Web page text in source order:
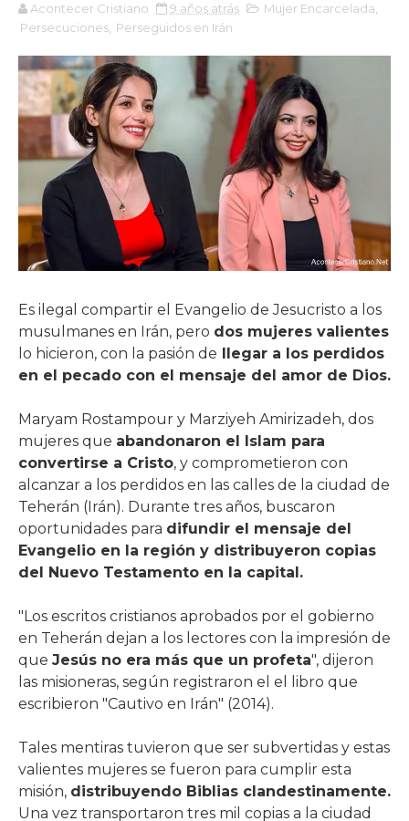
Acontecer Cristiano 9 años atrás Mujer Encarcelada
Persecuciones Perseguidos en Irán
Es ilegal compartir el Evangelio de Jesucristo a los
musulmanes en Irán, pero dos mujeres valientes
lo hicieron, con la pasión de llegar a los perdidos
en el pecado con el mensaje del amor de Dios.
Maryam Rostampour y Marziyeh Amirizadeh, dos
mujeres que abandonaron el Islam para
convertirse a Cristo, y comprometieron con
alcanzar a los perdidos en las calles de la ciudad de
Teherán (Irán). Durante tres años, buscaron
oportunidades para difundir el mensaje del
Evangelio en la región y distribuyeron copias
del Nuevo Testamento en la capital.
"Los escritos cristianos aprobados por el gobierno
en Teherán dejan a los lectores con la impresión de
que Jesús no era más que un profeta", dijeron
las misioneras, según registraron el el libro que
escribieron "Cautivo en Irán" (2014).
Tales mentiras tuvieron que ser subvertidas y estas
valientes mujeres se fueron para cumplir esta
misión, distribuyendo Biblias clandestinamente.
Una vez transportaron tres mil copias a la ciudad